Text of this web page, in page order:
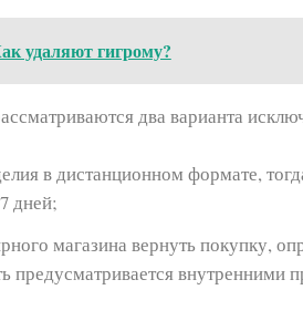
удаляют гигрому?
два варианта
в дистанционном формате,
дней;
магазина вернуть покупку,
предусматривается внутренними